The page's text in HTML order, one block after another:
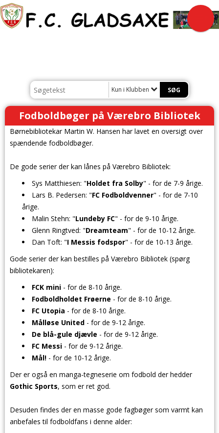
Kun i Klubben
Fodboldbøger på Værebro Bibliotek
Børnebibliotekar Martin W. Hansen har lavet en oversigt over
spændende fodboldbøger.
De gode serier der kan lånes på Værebro Bibliotek:
Sys Matthiesen: "Holdet fra Solby" - for de 7-9 årige.
Lars B. Pedersen: "FC Fodboldvenner" - for de 7-10
årige.
Malin Stehn: "Lundeby FC" - for de 9-10 årige.
Glenn Ringtved: "Dreamteam" - for de 10-12 årige.
Dan Toft: "I Messis fodspor" - for de 10-13 årige.
Gode serier der kan bestilles på Værebro Bibliotek (spørg
bibliotekaren):
FCK mini - for de 8-10 årige.
Fodboldholdet Frøerne - for de 8-10 årige.
FC Utopia - for de 8-10 årige.
Målløse United - for de 9-12 årige.
De blå-gule djævle - for de 9-12 årige.
FC Messi - for de 9-12 årige.
Mål! - for de 10-12 årige.
Der er også en manga-tegneserie om fodbold der hedder
Gothic Sports, som er ret god.
Desuden findes der en masse gode fagbøger som varmt kan
anbefales til fodboldfans i denne alder: